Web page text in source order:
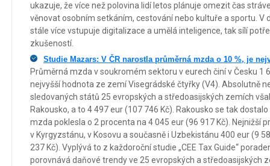
ukazuje, že více než polovina lidí letos plánuje omezit čas
věnovat osobním setkáním, cestování nebo kultuře a sportu. V
stále více vstupuje digitalizace a umělá inteligence, tak sílí
zkušeností.
Studie Mazars: V ČR narostla průměrná mzda o 10 %, je
Průměrná mzda v soukromém sektoru v eurech činí v Česku 1
nejvyšší hodnota ze zemí Visegrádské čtyřky (V4). Absolutně
sledovaných států 25 evropských a středoasijských zemích
Rakousko, a to 4 497 eur (107 746 Kč). Rakousko se tak
mzda poklesla o 2 procenta na 4 045 eur (96 917 Kč). Nejnižší
v Kyrgyzstánu, v Kosovu a současně i Uzbekistánu 400 eur (9
237 Kč). Vyplývá to z každoroční studie „CEE Tax Guide“
porovnává daňové trendy ve 25 evropských a středoasijských